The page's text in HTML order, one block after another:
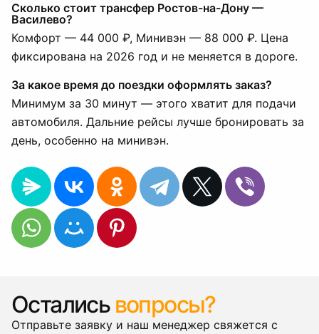
Сколько стоит трансфер Ростов-на-Дону —
Василево?
Комфорт — 44 000 ₽, Минивэн — 88 000 ₽. Цена
фиксирована на 2026 год и не меняется в дороге.
За какое время до поездки оформлять заказ?
Минимум за 30 минут — этого хватит для подачи
автомобиля. Дальние рейсы лучше бронировать за
день, особенно на минивэн.
Остались вопросы?
Отправьте заявку и наш менеджер свяжется с